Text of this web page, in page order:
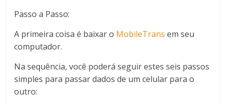
Passo a Passo:
A primeira coisa é baixar o MobileTrans em seu
computador.
Na sequência, você poderá seguir estes seis passos
simples para passar dados de um celular para o
outro: